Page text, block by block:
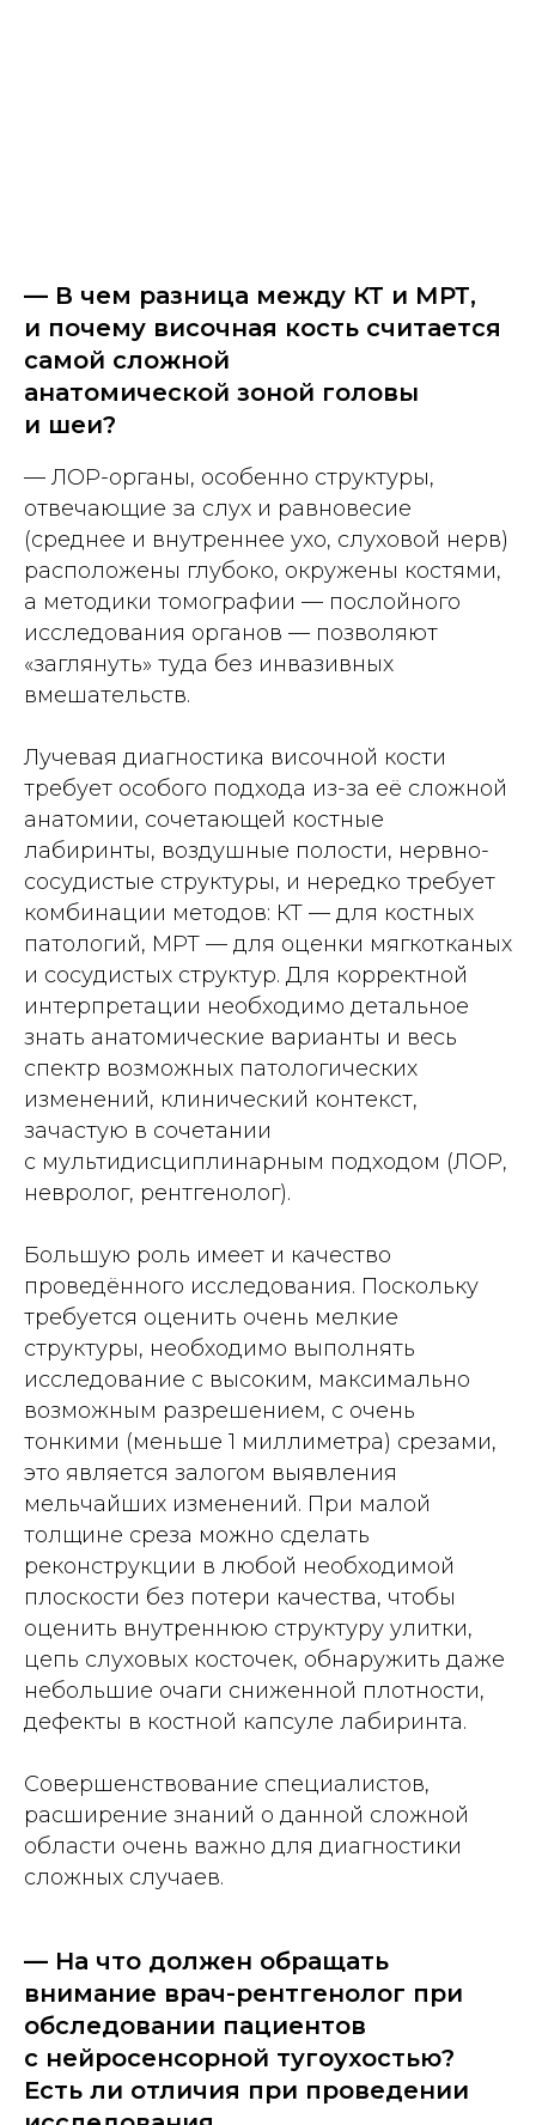
— В чем разница между КТ и МРТ,
и почему височная кость считается
самой сложной
анатомической зоной головы
и шеи?
— ЛОР-органы, особенно структуры,
отвечающие за слух и равновесие
(среднее и внутреннее ухо, слуховой нерв)
расположены глубоко, окружены костями,
а методики томографии — послойного
исследования органов — позволяют
«заглянуть» туда без инвазивных
вмешательств.
Лучевая диагностика височной кости
требует особого подхода из-за её сложной
анатомии, сочетающей костные
лабиринты, воздушные полости, нервно-
сосудистые структуры, и нередко требует
комбинации методов: КТ — для костных
патологий, МРТ — для оценки мягкотканых
и сосудистых структур. Для корректной
интерпретации необходимо детальное
знать анатомические варианты и весь
спектр возможных патологических
изменений, клинический контекст,
зачастую в сочетании
с мультидисциплинарным подходом (ЛОР,
невролог, рентгенолог).
Большую роль имеет и качество
проведённого исследования. Поскольку
требуется оценить очень мелкие
структуры, необходимо выполнять
исследование с высоким, максимально
возможным разрешением, с очень
тонкими (меньше 1 миллиметра) срезами,
это является залогом выявления
мельчайших изменений. При малой
толщине среза можно сделать
реконструкции в любой необходимой
плоскости без потери качества, чтобы
оценить внутреннюю структуру улитки,
цепь слуховых косточек, обнаружить даже
небольшие очаги сниженной плотности,
дефекты в костной капсуле лабиринта.
Совершенствование специалистов,
расширение знаний о данной сложной
области очень важно для диагностики
сложных случаев.
— На что должен обращать
внимание врач-рентгенолог при
обследовании пациентов
с нейросенсорной тугоухостью?
Есть ли отличия при проведении